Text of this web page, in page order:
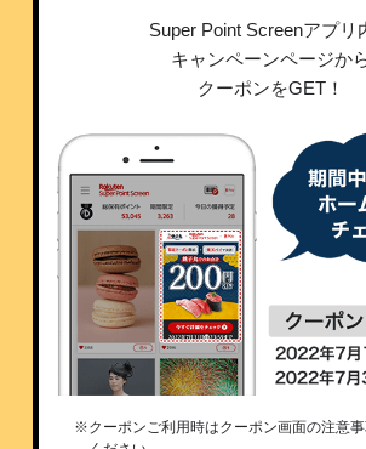
Super Point Screenアプリ
キャンペーンページか
クーポンをGET！
※クーポンご利用時はクーポン画面の注意